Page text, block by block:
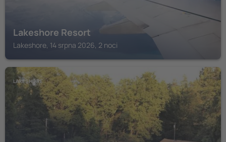
Lakeshore Resort
Lakeshore, 14 srpna 2026, 2 noci
LAKESHORE